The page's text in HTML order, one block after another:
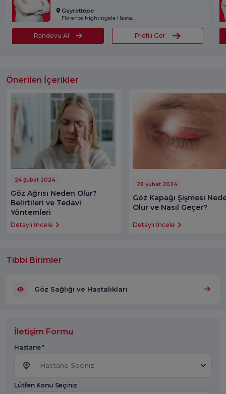
Gayrettepe
Florence Nightingale Hastanesi
Randevu Al Profili Gör
Önerilen İçerikler
24 Şubat 2024
Göz Ağrısı Neden Olur?
Belirtileri ve Tedavi
Yöntemleri
Detaylı İncele
28 Şubat 2024
Göz Kapağı Şişmesi
Olur ve Nasıl Geçer?
Detaylı İncele
Tıbbi Birimler
Göz Sağlığı ve Hastalıkları
İletişim Formu
Hastane *
Hastane Seçiniz
Lütfen Konu Seçiniz